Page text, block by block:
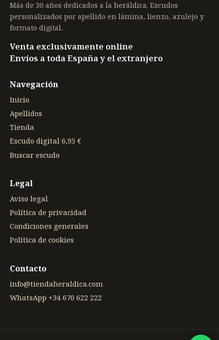
Más de 30 años dedicados a la heráldica. Escudos
personalizados por apellido en lámina, lienzo, azulejo y
formato digital.
Venta exclusivamente online
Envíos a toda España y el extranjero
Navegación
Inicio
Apellidos
Tienda
Escudo digital 6,95 €
Buscar escudo
Legal
Aviso legal
Política de privacidad
Condiciones generales
Política de cookies
Contacto
info@tiendaheraldica.com
WhatsApp +34 670 622 222